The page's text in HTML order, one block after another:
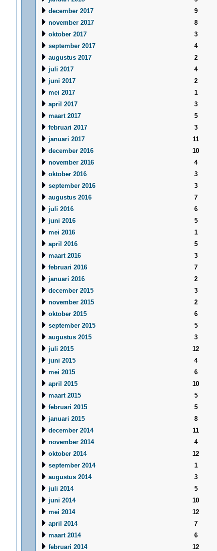
december 2017
9
november 2017
8
oktober 2017
3
september 2017
4
augustus 2017
2
juli 2017
4
juni 2017
2
mei 2017
1
april 2017
3
maart 2017
5
februari 2017
3
januari 2017
11
december 2016
10
november 2016
4
oktober 2016
3
september 2016
3
augustus 2016
7
juli 2016
6
juni 2016
5
mei 2016
1
april 2016
5
maart 2016
3
februari 2016
7
januari 2016
2
december 2015
3
november 2015
2
oktober 2015
6
september 2015
5
augustus 2015
3
juli 2015
12
juni 2015
4
mei 2015
6
april 2015
10
maart 2015
5
februari 2015
5
januari 2015
8
december 2014
11
november 2014
4
oktober 2014
12
september 2014
1
augustus 2014
3
juli 2014
5
juni 2014
10
mei 2014
12
april 2014
7
maart 2014
6
februari 2014
12